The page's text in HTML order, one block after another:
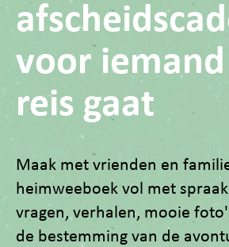
voor
reis gaat
Maak met vrienden en
heimweeboek vol met
vragen, verhalen, mooie
de bestemming van de